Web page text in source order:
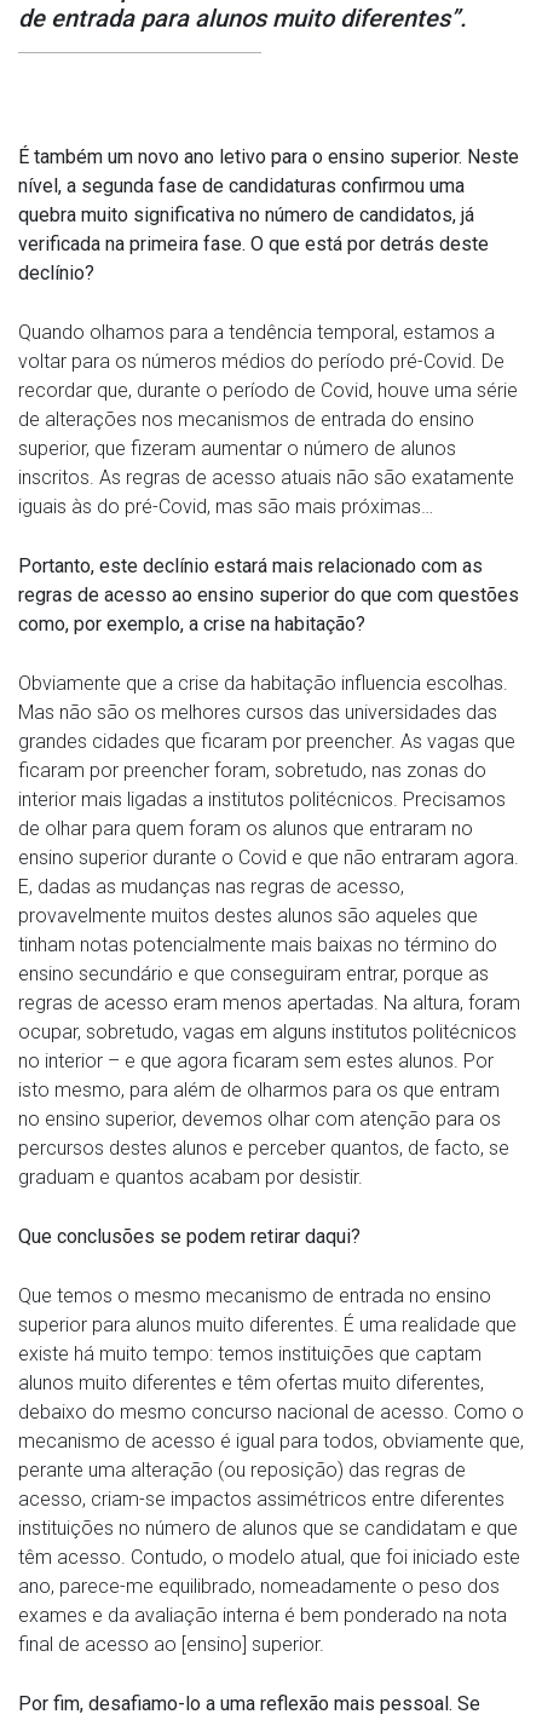
de entrada para alunos muito diferentes”.
É também um novo ano letivo para o ensino superior. Neste
nível, a segunda fase de candidaturas confirmou uma
quebra muito significativa no número de candidatos, já
verificada na primeira fase. O que está por detrás deste
declínio?
Quando olhamos para a tendência temporal, estamos a
voltar para os números médios do período pré-Covid. De
recordar que, durante o período de Covid, houve uma série
de alterações nos mecanismos de entrada do ensino
superior, que fizeram aumentar o número de alunos
inscritos. As regras de acesso atuais não são exatamente
iguais às do pré-Covid, mas são mais próximas…
Portanto, este declínio estará mais relacionado com as
regras de acesso ao ensino superior do que com questões
como, por exemplo, a crise na habitação?
Obviamente que a crise da habitação influencia escolhas.
Mas não são os melhores cursos das universidades das
grandes cidades que ficaram por preencher. As vagas que
ficaram por preencher foram, sobretudo, nas zonas do
interior mais ligadas a institutos politécnicos. Precisamos
de olhar para quem foram os alunos que entraram no
ensino superior durante o Covid e que não entraram agora.
E, dadas as mudanças nas regras de acesso,
provavelmente muitos destes alunos são aqueles que
tinham notas potencialmente mais baixas no término do
ensino secundário e que conseguiram entrar, porque as
regras de acesso eram menos apertadas. Na altura, foram
ocupar, sobretudo, vagas em alguns institutos politécnicos
no interior – e que agora ficaram sem estes alunos. Por
isto mesmo, para além de olharmos para os que entram
no ensino superior, devemos olhar com atenção para os
percursos destes alunos e perceber quantos, de facto, se
graduam e quantos acabam por desistir.
Que conclusões se podem retirar daqui?
Que temos o mesmo mecanismo de entrada no ensino
superior para alunos muito diferentes. É uma realidade que
existe há muito tempo: temos instituições que captam
alunos muito diferentes e têm ofertas muito diferentes,
debaixo do mesmo concurso nacional de acesso. Como o
mecanismo de acesso é igual para todos, obviamente que,
perante uma alteração (ou reposição) das regras de
acesso, criam-se impactos assimétricos entre diferentes
instituições no número de alunos que se candidatam e que
têm acesso. Contudo, o modelo atual, que foi iniciado este
ano, parece-me equilibrado, nomeadamente o peso dos
exames e da avaliação interna é bem ponderado na nota
final de acesso ao [ensino] superior.
Por fim, desafiamo-lo a uma reflexão mais pessoal. Se